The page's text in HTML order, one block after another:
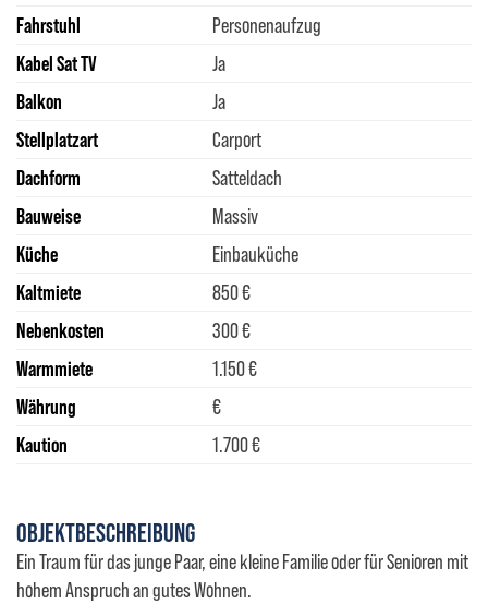
Fahrstuhl
Personenaufzug
Kabel Sat TV
Ja
Balkon
Ja
Stellplatzart
Carport
Dachform
Satteldach
Bauweise
Massiv
Küche
Einbauküche
Kaltmiete
850 €
Nebenkosten
300 €
Warmmiete
1.150 €
Währung
€
Kaution
1.700 €
OBJEKTBESCHREIBUNG
Ein Traum für das junge Paar, eine kleine Familie oder für Senioren mit
hohem Anspruch an gutes Wohnen.